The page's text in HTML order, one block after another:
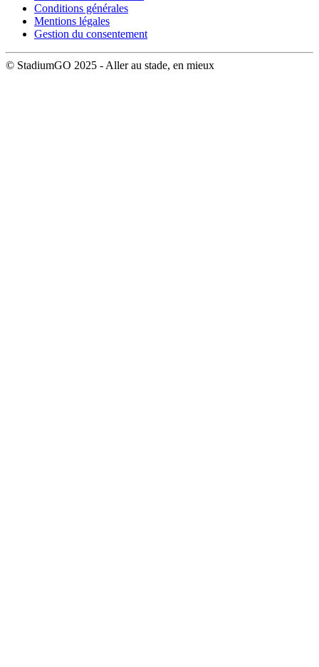
Conditions générales
Mentions légales
Gestion du consentement
© StadiumGO 2025 - Aller au stade, en mieux